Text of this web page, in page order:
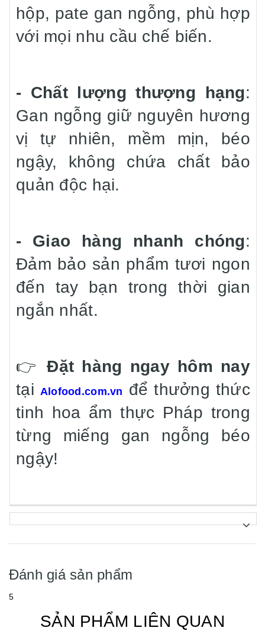
hộp, pate gan ngỗng, phù hợp
với mọi nhu cầu chế biến.
- Chất lượng thượng hạng:
Gan ngỗng giữ nguyên hương
vị tự nhiên, mềm mịn, béo
ngậy, không chứa chất bảo
quản độc hại.
- Giao hàng nhanh chóng:
Đảm bảo sản phẩm tươi ngon
đến tay bạn trong thời gian
ngắn nhất.
👉Đặt hàng ngay hôm nay
tại Alofood.com.vn
để thưởng thức
tinh hoa ẩm thực Pháp trong
từng miếng gan ngỗng béo
ngậy!
Đánh giá sản phẩm
5
SẢN PHẨM LIÊN QUAN